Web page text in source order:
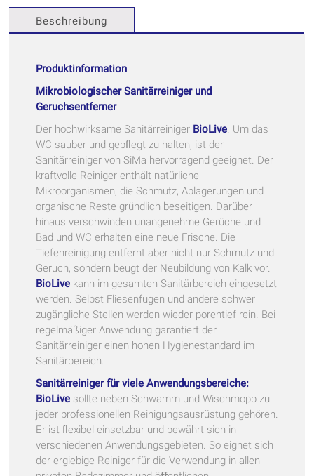
Beschreibung
Produktinformation
Mikrobiologischer Sanitärreiniger und
Geruchsentferner
Der hochwirksame Sanitärreiniger BioLive. Um das
WC sauber und gepﬂegt zu halten, ist der
Sanitärreiniger von SiMa hervorragend geeignet. Der
kraftvolle Reiniger enthält natürliche
Mikroorganismen, die Schmutz, Ablagerungen und
organische Reste gründlich beseitigen. Darüber
hinaus verschwinden unangenehme Gerüche und
Bad und WC erhalten eine neue Frische. Die
Tiefenreinigung entfernt aber nicht nur Schmutz und
Geruch, sondern beugt der Neubildung von Kalk vor.
BioLivekann im gesamten Sanitärbereich eingesetzt
werden. Selbst Fliesenfugen und andere schwer
zugängliche Stellen werden wieder porentief rein. Bei
regelmäßiger Anwendung garantiert der
Sanitärreiniger einen hohen Hygienestandard im
Sanitärbereich.
Sanitärreiniger für viele Anwendungsbereiche:
BioLivesollte neben Schwamm und Wischmopp zu
jeder professionellen Reinigungsausrüstung gehören.
Er ist ﬂexibel einsetzbar und bewährt sich in
verschiedenen Anwendungsgebieten. So eignet sich
der ergiebige Reiniger für die Verwendung in allen